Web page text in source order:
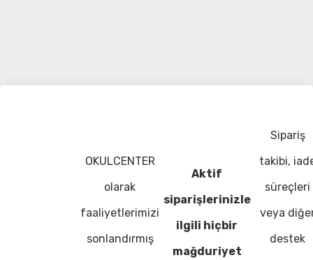
OKULCENTER
olarak
faaliyetlerimizi
sonlandırmış
Aktif
siparişlerinizle
ilgili hiçbir
mağduriyet
Sipariş
takibi,
süreçleri
veya
destek